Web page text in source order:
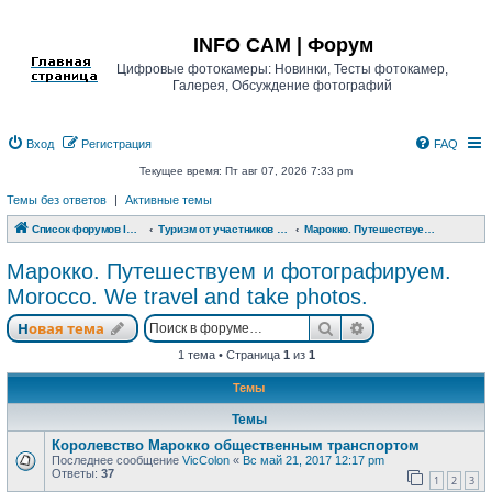
INFO CAM | Форум
Цифровые фотокамеры: Новинки, Тесты фотокамер,
Галерея, Обсуждение фотографий
Вход Регистрация FAQ
Текущее время: Пт авг 07, 2026 7:33 pm
Темы без ответов | Активные темы
Список форумов INFO CAM | Форум
Марокко. Путешествуем и фотографируем.
Morocco. We travel and take photos.
Новая тема
Новаятема ПоискРасширенный
1 тема • Страница 1 из 1
Темы
Темы
Королевство Марокко общественным транспортом
Последнее сообщение VicColon « Вс май 21, 2017 12:17 pm
Ответы: 37 1 2 3